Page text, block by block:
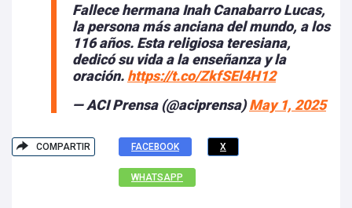
Fallece hermana Inah Canabarro Lucas,
la persona más anciana del mundo, a los
116 años. Esta religiosa teresiana,
dedicó su vida a la enseñanza y la
oración. https://t.co/ZkfSEl4H12
— ACI Prensa (@aciprensa)May 1, 2025
COMPARTIR FACEBOOK X
WHATSAPP